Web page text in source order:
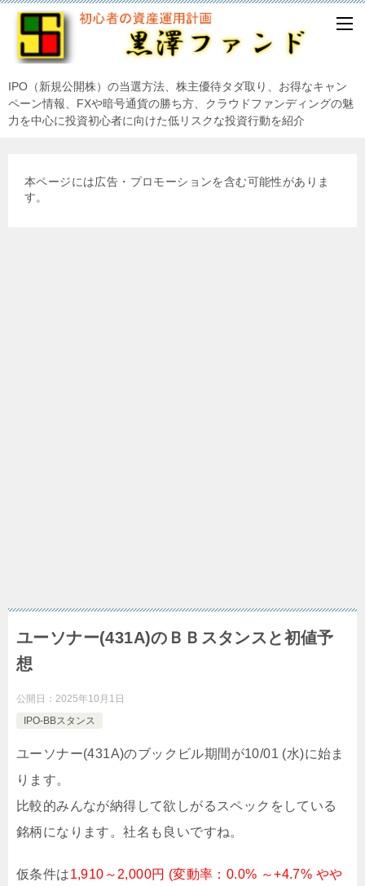
IPO（新規公開株）の当選方法、株主優待タダ取り、お得なキャン
ペーン情報、FXや暗号通貨の勝ち方、クラウドファンディングの魅
力を中心に投資初心者に向けた低リスクな投資行動を紹介
本ページには広告・プロモーションを含む可能性がありま
す。
ユーソナー(431A)のＢＢスタンスと初値予
想
公開日： 2025年10月1日
IPO-BBスタンス
ユーソナー(431A)のブックビル期間が10/01 (水)に始ま
ります。
比較的みんなが納得して欲しがるスペックをしている
銘柄になります。社名も良いですね。
仮条件は1,910～2,000円 (変動率：0.0% ～+4.7% やや